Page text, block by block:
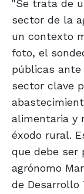
"Se trata de
sector de la
un contexto
foto, el
públicas ante
sector clave
alimentaria y
éxodo rural.
que debe ser
agrónomo
de Desarrollo